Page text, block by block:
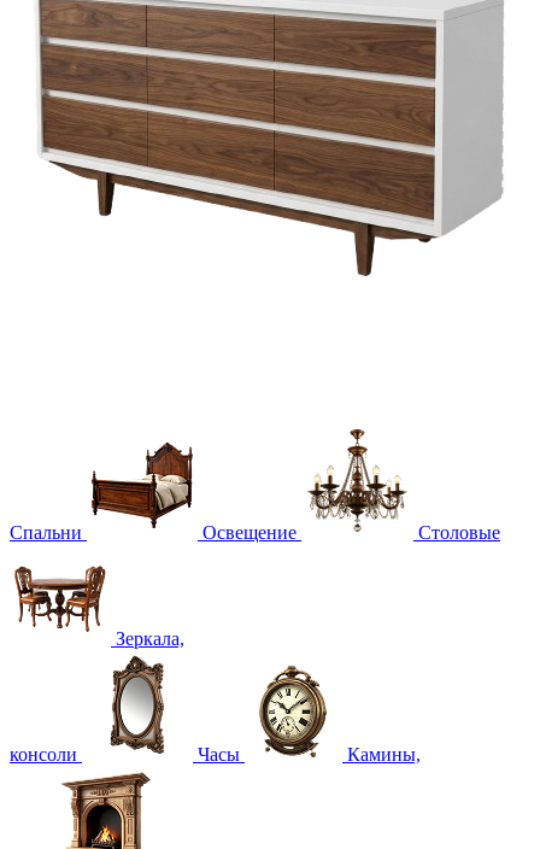
Спальни Освещение Столовые
Зеркала,
консоли Часы Камины,